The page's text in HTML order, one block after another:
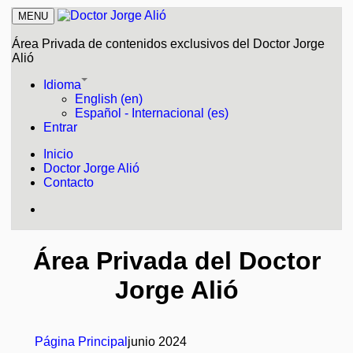
MENU
Área Privada de contenidos exclusivos del Doctor Jorge
Alió
Idioma
English (en)
Español - Internacional (es)
Entrar
Inicio
Doctor Jorge Alió
Contacto
Área Privada del Doctor
Jorge Alió
Página Principal junio 2024